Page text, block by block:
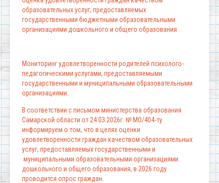
образовательных услуг, предоставляемых
государственными бюджетными образовательными
организациями дошкольного и общего образования
Мониторинг удовлетворенности родителей психолого-
педагогическими услугами, предоставляемыми
государственными и муниципальными образовательными
организациями.
В соответствии с письмом министерства образования
Самарской области от 24.03.2026г. № МО/404-ту
информируем о том, что в целях оценки
удовлетворенности граждан качеством образовательных
услуг, предоставляемых государственными и
муниципальными образовательными организациями
дошкольного и общего образования, в 2026 году
проводится опрос граждан.